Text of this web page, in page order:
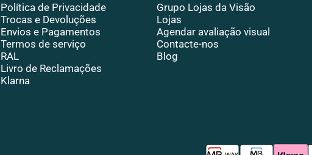
Política de Privacidade
Trocas e Devoluções
Envios e Pagamentos
Termos de serviço
RAL
Livro de Reclamações
Klarna
Grupo Lojas da Visão
Lojas
Agendar avaliação visual
Contacte-nos
Blog